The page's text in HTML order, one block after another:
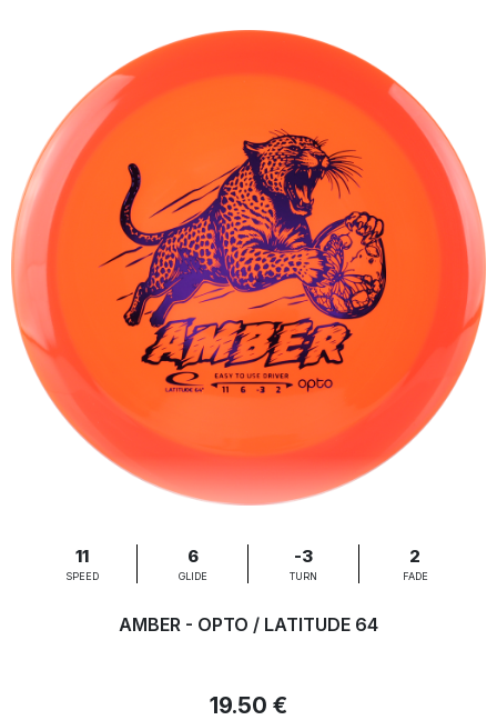
11
SPEED
6
GLIDE
-3
TURN
2
FADE
AMBER - OPTO / LATITUDE 64
19.50 €